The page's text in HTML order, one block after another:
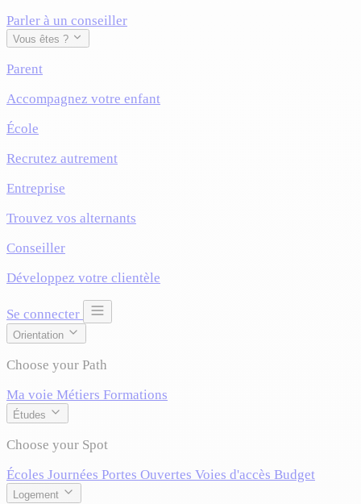
Parler à un conseiller
Vous êtes ?
Parent
Accompagnez votre enfant
École
Recrutez autrement
Entreprise
Trouvez vos alternants
Conseiller
Développez votre clientèle
Se connecter
Orientation
Choose your Path
Ma voie Métiers Formations
Études
Choose your Spot
Écoles Journées Portes Ouvertes Voies d'accès Budget
Logement